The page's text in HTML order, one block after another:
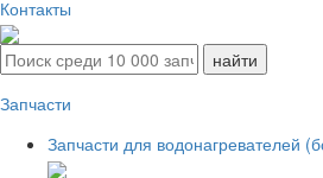
Контакты
Запчасти
Запчасти для водонагревателей